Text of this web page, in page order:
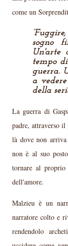
come un
sogno
Un'arte
tempo
guerra.
a
della
La guerra di
padre, attraverso
là dove non
non è al suo
tornare al
dell'amore.
Malzieu è un
narratore colto e
rendendolo